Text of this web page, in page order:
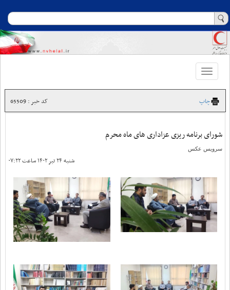
Toggle
navigation
چاپ کد خبر : 65509
شورای برنامه ریزی عزاداری های ماه محرم
سرویس عکس
شنبه ۲۴ تیر ۱۴۰۲ ساعت ۰۷:۲۲